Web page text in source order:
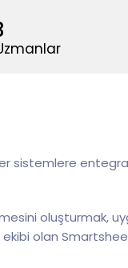
sistemlere
oluşturmak,
olan